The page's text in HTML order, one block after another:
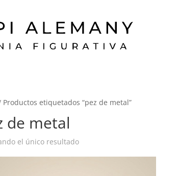
Productos etiquetados “pez de metal”
de metal
el único resultado